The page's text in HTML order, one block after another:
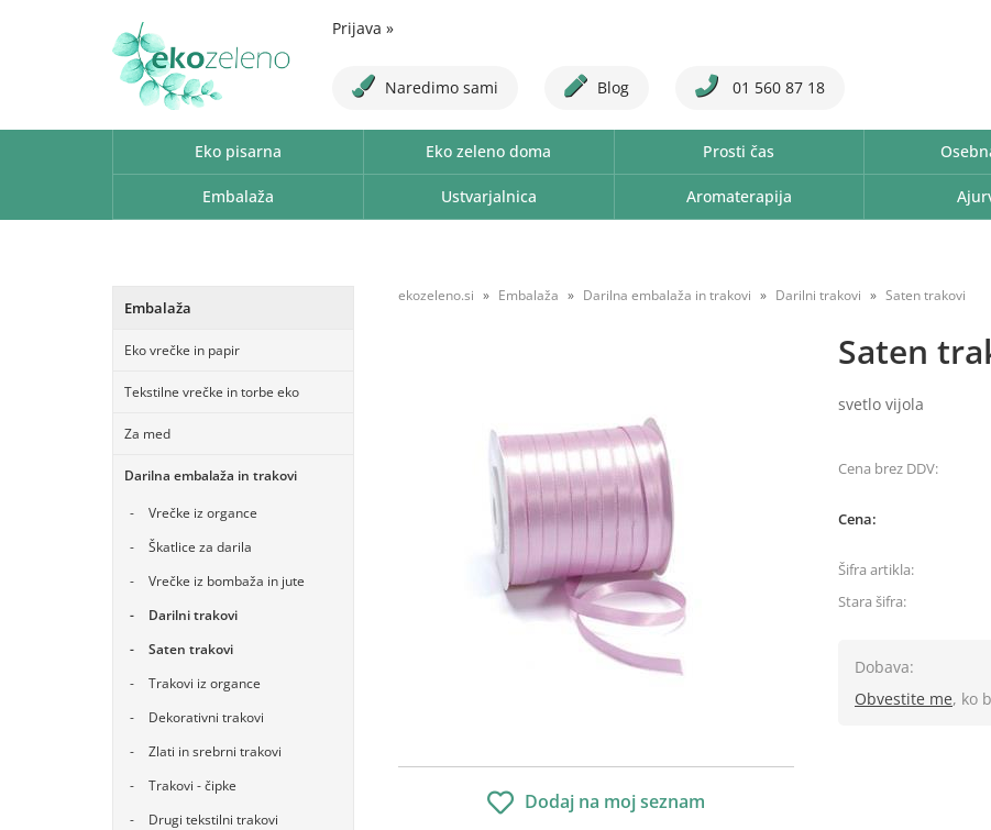
Prijava »
Naredimo sami Blog 01 560 87 18
Eko pisarna Eko zeleno doma Prosti čas
Embalaža Ustvarjalnica Aromaterapija
Embalaža
Eko vrečke in papir
Tekstilne vrečke in torbe eko
Za med
Darilna embalaža in trakovi
Vrečke iz organce
Škatlice za darila
Vrečke iz bombaža in jute
Darilni trakovi
Saten trakovi
Trakovi iz organce
Dekorativni trakovi
Zlati in srebrni trakovi
Trakovi - čipke
Drugi tekstilni trakovi
ekozeleno.si Embalaža Darilna embalaža in trakovi Darilni trakovi Saten trakovi
Saten
svetlo vijola
Dodaj na moj seznam
Cena brez DDV:
Cena:
Šifra artikla:
Stara šifra:
Dobava:
Obvestite me, ko